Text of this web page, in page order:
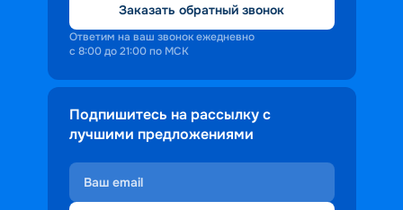
Заказать обратный звонок
Ответим на ваш звонок ежедневно
с 8:00 до 21:00 по МСК
Подпишитесь на рассылку с
лучшими предложениями